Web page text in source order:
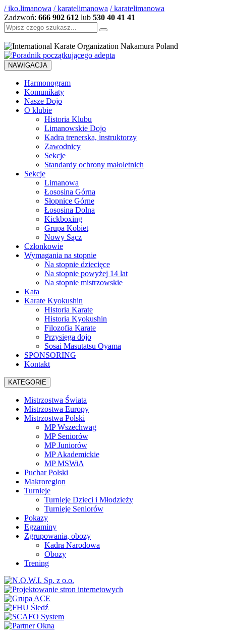
/ iko.limanowa / karatelimanowa / karatelimanowa
Zadzwoń: 666 902 612 lub 530 40 41 41
Szukaj:
NAWIGACJA
Harmonogram
Komunikaty
Nasze Dojo
O klubie
Historia Klubu
Limanowskie Dojo
Kadra trenerska, instruktorzy
Zawodnicy
Sekcje
Standardy ochrony małoletnich
Sekcje
Limanowa
Łososina Górna
Słopnice Górne
Łososina Dolna
Kickboxing
Grupa Kobiet
Nowy Sącz
Członkowie
Wymagania na stopnie
Na stopnie dziecięce
Na stopnie powyżej 14 lat
Na stopnie mistrzowskie
Kata
Karate Kyokushin
Historia Karate
Historia Kyokushin
Filozofia Karate
Przysięga dojo
Sosai Masutatsu Oyama
SPONSORING
Kontakt
KATEGORIE
Mistrzostwa Świata
Mistrzostwa Europy
Mistrzostwa Polski
MP Wszechwag
MP Seniorów
MP Juniorów
MP Akademickie
MP MSWiA
Puchar Polski
Makroregion
Turnieje
Turnieje Dzieci i Młodzieży
Turnieje Seniorów
Pokazy
Egzaminy
Zgrupowania, obozy
Kadra Narodowa
Obozy
Trening